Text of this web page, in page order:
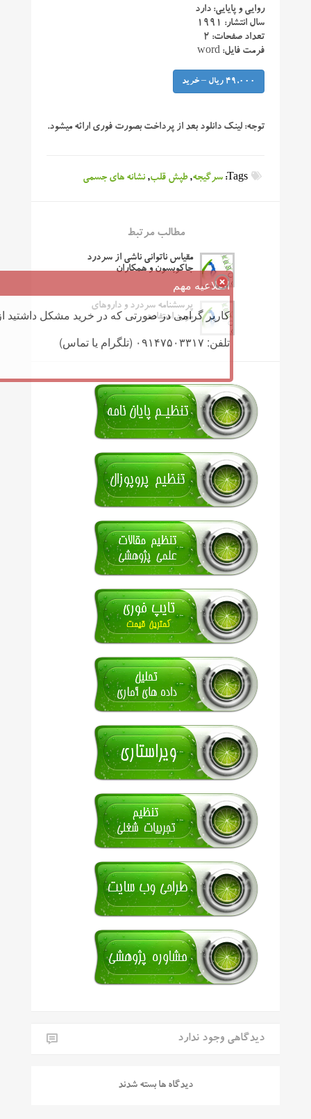
روایی و پایایی: دارد
سال انتشار: ۱۹۹۱
تعداد صفحات: ۲
فرمت فایل: word
49,000 ریال – خرید
توجه: لینک دانلود بعد از پرداخت بصورت فوری ارائه میشود.
Tags: سرگیجه,طپش قلب,نشانه های جسمی
مطالب مرتبط
مقیاس ناتوانی ناشی از سردرد
جاکوبسون و همکاران
پرسشنامه سردرد و داروهای
مورد استفاده
دیدگاهی وجود ندارد
دیدگاه ها بسته شدند
اطلاعیه مهم
کاربر گرامی در صورتی که در خرید مشکل داشتید
تلفن: ۰۹۱۴۷۵۰۳۳۱۷ (تلگرام یا تماس)